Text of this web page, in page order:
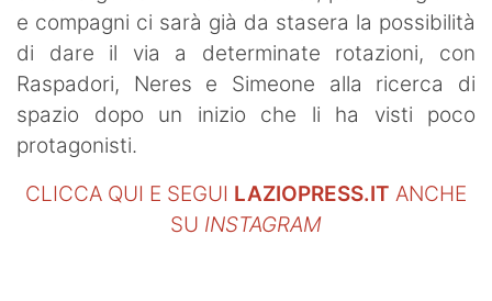
e compagni ci sarà già da stasera la possibilità
di dare il via a determinate rotazioni, con
Raspadori, Neres e Simeone alla ricerca di
spazio dopo un inizio che li ha visti poco
protagonisti.
CLICCA QUI E SEGUI LAZIOPRESS.IT ANCHE
SU INSTAGRAM